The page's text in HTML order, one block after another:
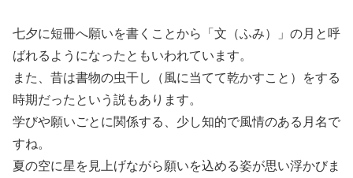
七夕に短冊へ願いを書くことから「文（ふみ）」の月と呼
ばれるようになったともいわれています。
また、昔は書物の虫干し（風に当てて乾かすこと）をする
時期だったという説もあります。
学びや願いごとに関係する、少し知的で風情のある月名で
すね。
夏の空に星を見上げながら願いを込める姿が思い浮かびま